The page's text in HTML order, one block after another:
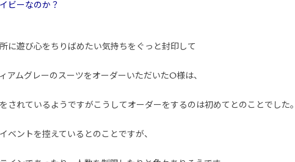
ビーなのか？
に遊び心をちりばめたい気持ちをぐっと封印して
アムグレーのスーツをオーダーいただいたO様は、
されているようですがこうしてオーダーをするのは初めてとのことでした。
ベントを控えているとのことですが、